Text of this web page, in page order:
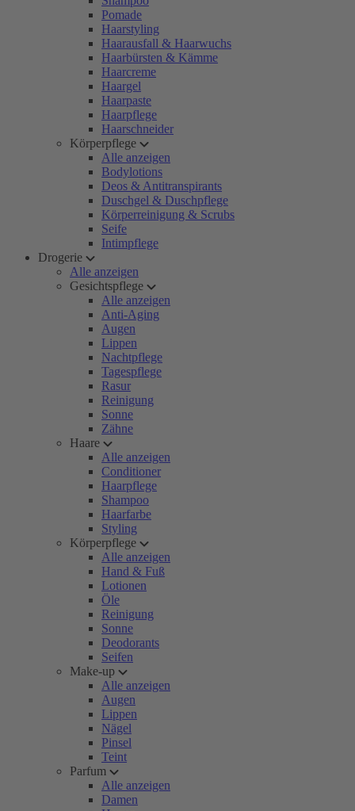
Pomade
Haarstyling
Haarausfall & Haarwuchs
Haarbürsten & Kämme
Haarcreme
Haargel
Haarpaste
Haarpflege
Haarschneider
Körperpflege
Alle anzeigen
Bodylotions
Deos & Antitranspirants
Duschgel & Duschpflege
Körperreinigung & Scrubs
Seife
Intimpflege
Drogerie
Alle anzeigen
Gesichtspflege
Alle anzeigen
Anti-Aging
Augen
Lippen
Nachtpflege
Tagespflege
Rasur
Reinigung
Sonne
Zähne
Haare
Alle anzeigen
Conditioner
Haarpflege
Shampoo
Haarfarbe
Styling
Körperpflege
Alle anzeigen
Hand & Fuß
Lotionen
Öle
Reinigung
Sonne
Deodorants
Seifen
Make-up
Alle anzeigen
Augen
Lippen
Nägel
Pinsel
Teint
Parfum
Alle anzeigen
Damen